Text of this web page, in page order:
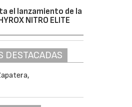
el lanzamiento de la
NITRO ELITE
DESTACADAS